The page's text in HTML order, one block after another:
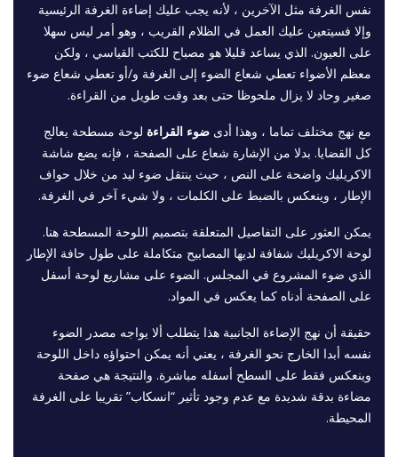
نفس الغرفة مثل الآخرين ، لأنه يجب عليك إضاءة الغرفة الرئيسية
وإلا فسيتعين عليك العمل في الظلام القريب ، وهو أمر ليس سهلا
على العيون. الذي يساعد قليلا هو مصباح للكتب القياسي ، ولكن
معظم الأضواء تعطي شعاع الضوء إلى الغرفة و/أو تعطي شعاع ضوء
صغير وحاد لا يزال ملحوظا حتى بعد وقت طويل من القراءة.
مع نهج مختلف تماما ، وهذا أدى ضوء القراءة لوحة مسطحة يعالج
كل القضايا. بدلا من الإشارة شعاع على الصفحة ، فإنه يضع شاشة
الاكريليك واضحة على النص ، حيث ينتقل ضوء ليد من خلال حواف
الإطار ، وينعكس بالضبط على الكلمات ، ولا شيء آخر في الغرفة.
يمكن العثور على التفاصيل المتعلقة بتصميم اللوحة المسطحة هنا.
لوحة الاكريليك شفافة لديها المصابيح متكاملة على طول حافة الإطار
الذي ضوء المشروع في المجلس. الضوء على مشاريع لوحة أسفل
على الصفحة أدناه كما يعكس في المواد.
حقيقة أن نهج الإضاءة الجانبية هذا يتطلب ألا يواجه مصدر الضوء
نفسه أبدا الخارج نحو الغرفة ، يعني أنه يمكن احتواؤه داخل اللوحة
وينعكس فقط على السطح أسفله مباشرة. والنتيجة هي صفحة
مضاءة بدقة شديدة مع عدم وجود تأثير “انسكاب” تقريبا على الغرفة
المحيطة.